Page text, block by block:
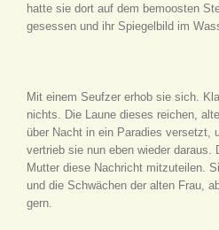
hatte sie dort auf dem bemoosten
gesessen und ihr Spiegelbild im
Mit einem Seufzer erhob sie sich.
nichts. Die Laune dieses reichen,
über Nacht in ein Paradies versetzt,
vertrieb sie nun eben wieder daraus.
Mutter diese Nachricht mitzuteilen.
und die Schwächen der alten Frau,
gern.